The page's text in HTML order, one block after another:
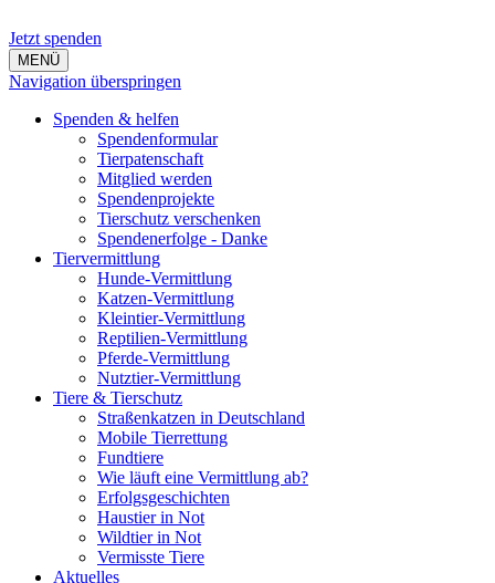
Jetzt spenden
MENÜ
Navigation überspringen
Spenden & helfen
Spendenformular
Tierpatenschaft
Mitglied werden
Spendenprojekte
Tierschutz verschenken
Spendenerfolge - Danke
Tiervermittlung
Hunde-Vermittlung
Katzen-Vermittlung
Kleintier-Vermittlung
Reptilien-Vermittlung
Pferde-Vermittlung
Nutztier-Vermittlung
Tiere & Tierschutz
Straßenkatzen in Deutschland
Mobile Tierrettung
Fundtiere
Wie läuft eine Vermittlung ab?
Erfolgsgeschichten
Haustier in Not
Wildtier in Not
Vermisste Tiere
Aktuelles